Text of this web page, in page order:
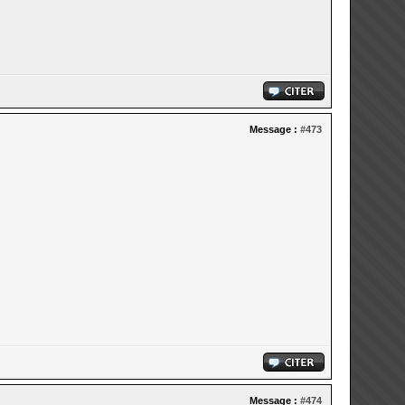
Message : #473
Message : #474